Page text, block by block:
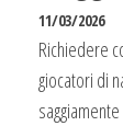
11/03/2026
Richiedere
giocatori di